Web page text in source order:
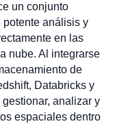
un conjunto
potente análisis y
en las
nube. Al integrarse
de
Databricks y
analizar y
espaciales dentro